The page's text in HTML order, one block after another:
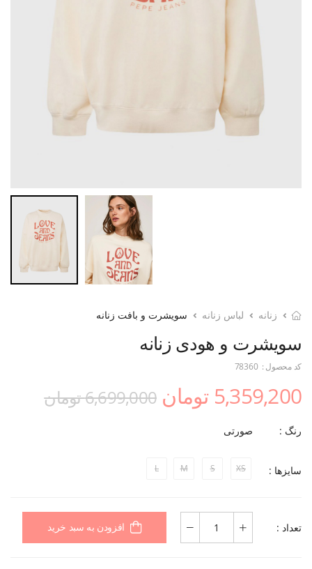
زنانه لباس زنانه سویشرت و بافت زنانه
سویشرت و هودی زنانه
کد محصول : 78360
5,359,200 تومان 6,699,000 تومان
رنگ : صورتی
سایزها : XS
S
M
L
تعداد : افزودن به سبد خرید